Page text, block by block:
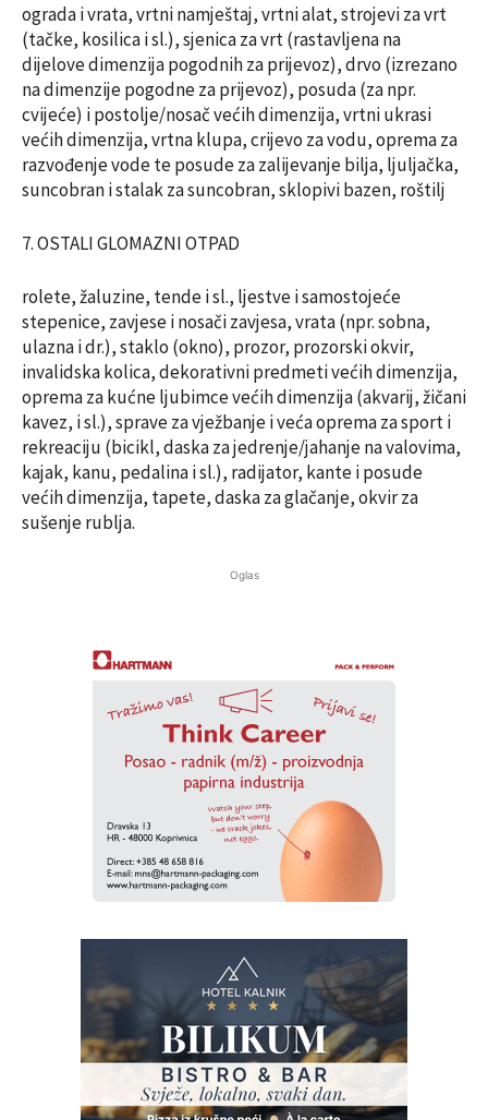
ograda i vrata, vrtni namještaj, vrtni alat, strojevi za vrt
(tačke, kosilica i sl.), sjenica za vrt (rastavljena na
dijelove dimenzija pogodnih za prijevoz), drvo (izrezano
na dimenzije pogodne za prijevoz), posuda (za npr.
cvijeće) i postolje/nosač većih dimenzija, vrtni ukrasi
većih dimenzija, vrtna klupa, crijevo za vodu, oprema za
razvođenje vode te posude za zalijevanje bilja, ljuljačka,
suncobran i stalak za suncobran, sklopivi bazen, roštilj
7. OSTALI GLOMAZNI OTPAD
rolete, žaluzine, tende i sl., ljestve i samostojeće
stepenice, zavjese i nosači zavjesa, vrata (npr. sobna,
ulazna i dr.), staklo (okno), prozor, prozorski okvir,
invalidska kolica, dekorativni predmeti većih dimenzija,
oprema za kućne ljubimce većih dimenzija (akvarij, žičani
kavez, i sl.), sprave za vježbanje i veća oprema za sport i
rekreaciju (bicikl, daska za jedrenje/jahanje na valovima,
kajak, kanu, pedalina i sl.), radijator, kante i posude
većih dimenzija, tapete, daska za glačanje, okvir za
sušenje rublja.
Oglas